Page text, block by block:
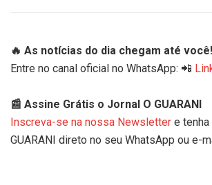
🔥 As notícias do dia chegam até você!
Entre no canal oficial no WhatsApp: 📲
📰 Assine Grátis o Jornal O GUARANI
Inscreva-se na nossa Newsletter e tenha
GUARANI direto no seu WhatsApp ou e-